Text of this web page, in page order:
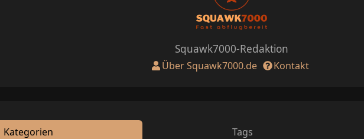
Squawk7000-Redaktion
Über Squawk7000.de Kontakt
Kategorien Tags